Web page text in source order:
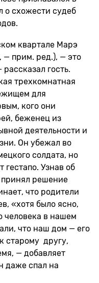
о схожести судеб
квартале Марэ
— прим. ред.), — это
гость.
трехкомнатная
для
кого они
беженец из
деятельности и
Он убежал во
солдата, но
гестапо. Узнав об
решение
что родители
«хотя было ясно,
человека в нашем
что наш дом — его
старому другу,
— добавляет
даже спал на